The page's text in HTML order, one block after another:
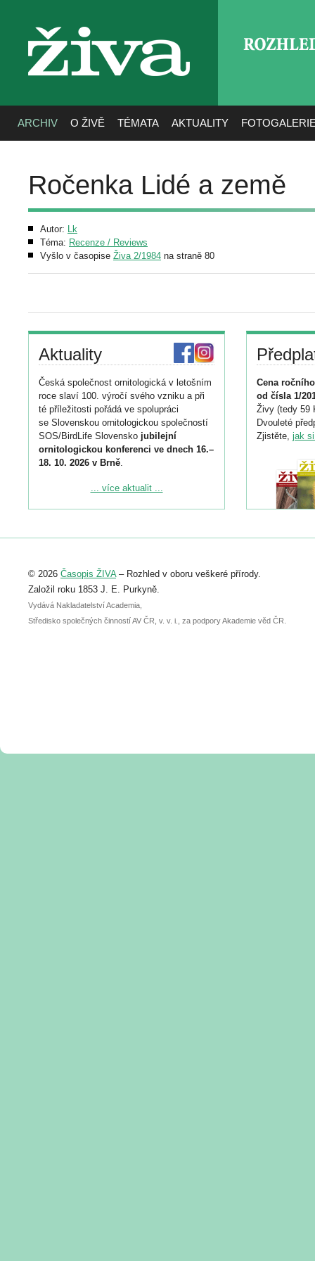
živa
ARCHIV O ŽIVĚ TÉMATA AKTUALITY
Ročenka Lidé a země
Autor: Lk
Téma: Recenze / Reviews
Vyšlo v časopise Živa 2/1984 na straně 80
Aktuality
Česká společnost ornitologická v letošním
roce slaví 100. výročí svého vzniku a při
té příležitosti pořádá ve spolupráci
se Slovenskou ornitologickou společností
SOS/BirdLife Slovensko jubilejní
ornitologickou konferenci ve dnech 16.–
18. 10. 2026 v Brně.
Podrobnější informace ke konferenci
Registrovat se můžete do 6. září.
abstraktu přihlášené přednášky nebo
posteru je už 30. června.
... více aktualit ...
Cena
od čísla 1/
Živy (tedy 59
Dvouleté
Zjistěte, jak
© 2026 Časopis ŽIVA– Rozhled v oboru veškeré přírody.
Založil roku 1853 J. E. Purkyně.
Vydává Nakladatelství Academia,
Středisko společných činností AV ČR, v. v. i., za podpory Akademie věd ČR.